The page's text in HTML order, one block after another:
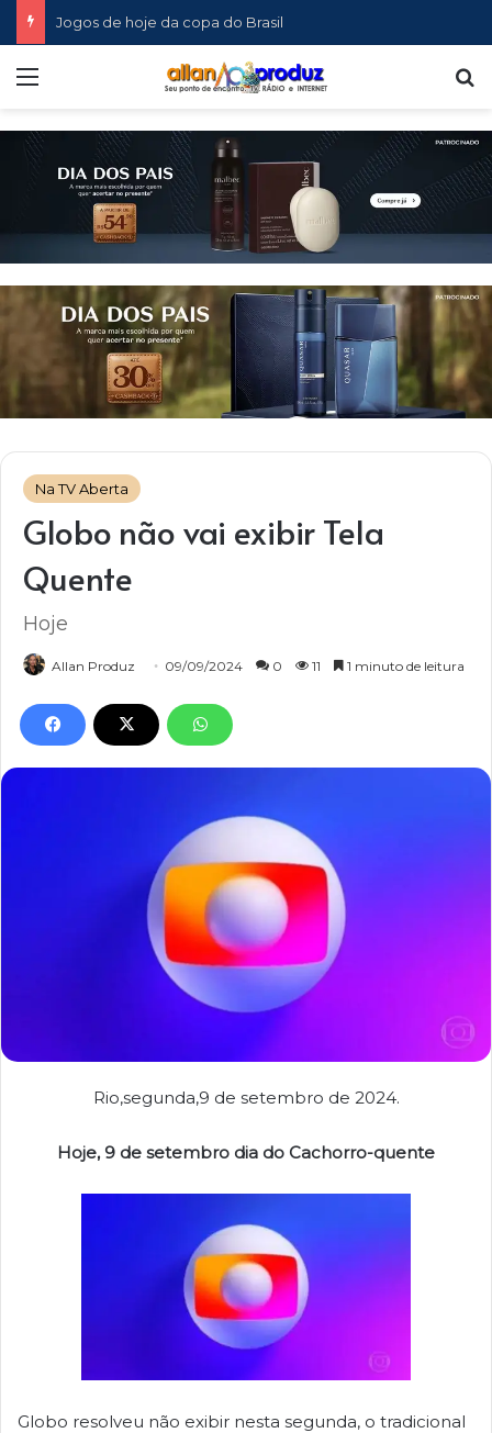
Jogos de hoje da copa do Brasil
Na TV Aberta
Globo não vai exibir Tela
Quente
Hoje
Allan Produz 09/09/2024 0 11 1 minuto de leitura
Rio,segunda,9 de setembro de 2024.
Hoje, 9 de setembro dia do Cachorro-quente
Globo resolveu não exibir nesta segunda, o tradicional